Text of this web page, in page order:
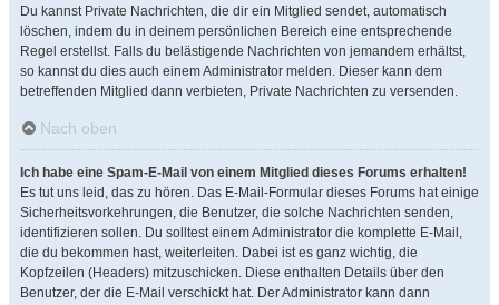
Du kannst Private Nachrichten, die dir ein Mitglied sendet, automatisch
löschen, indem du in deinem persönlichen Bereich eine entsprechende
Regel erstellst. Falls du belästigende Nachrichten von jemandem erhältst,
so kannst du dies auch einem Administrator melden. Dieser kann dem
betreffenden Mitglied dann verbieten, Private Nachrichten zu versenden.
Nach oben
Ich habe eine Spam-E-Mail von einem Mitglied dieses Forums erhalten!
Es tut uns leid, das zu hören. Das E-Mail-Formular dieses Forums hat einige
Sicherheitsvorkehrungen, die Benutzer, die solche Nachrichten senden,
identifizieren sollen. Du solltest einem Administrator die komplette E-Mail,
die du bekommen hast, weiterleiten. Dabei ist es ganz wichtig, die
Kopfzeilen (Headers) mitzuschicken. Diese enthalten Details über den
Benutzer, der die E-Mail verschickt hat. Der Administrator kann dann